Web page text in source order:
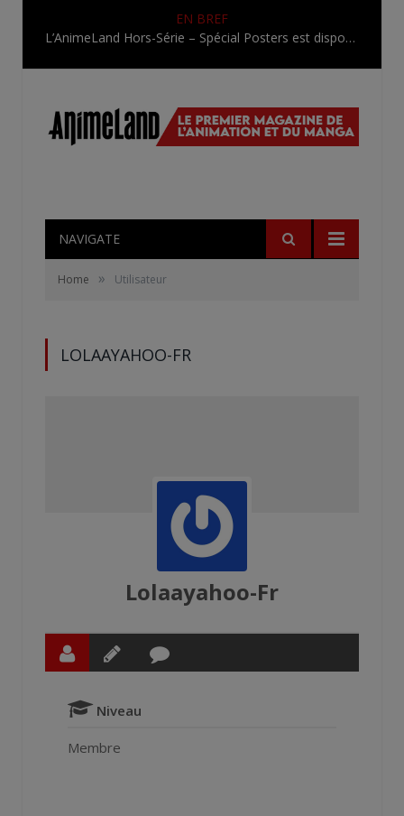
EN BREF
L’AnimeLand Hors-Série – Spécial Posters est disponible !
NAVIGATE
Home » Utilisateur
LOLAAYAHOO-FR
Lolaayahoo-Fr
Niveau
Membre